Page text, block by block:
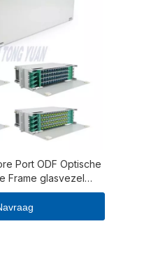
Port ODF Optische
Frame glasvezel
met lasbak